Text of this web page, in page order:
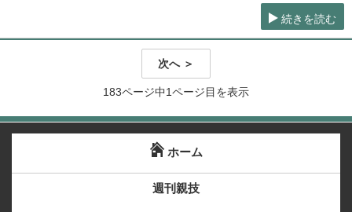
続きを読む
次へ ＞
183ページ中1ページ目を表示
ホーム
週刊親技